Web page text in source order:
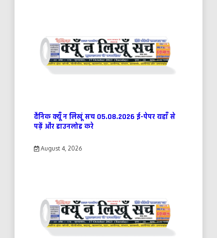
दैनिक क्यूँ न लिखूं सच 05.08.2026 ई-पेपर यहाँ से
पढ़ें और डाउनलोड करे
August 4, 2026